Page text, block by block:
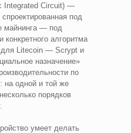
Integrated Circuit) —
под
майнинга — под
алгоритма
Litecoin — Scrypt и
назначение»
по
на одной и той же
порядков
умеет делать